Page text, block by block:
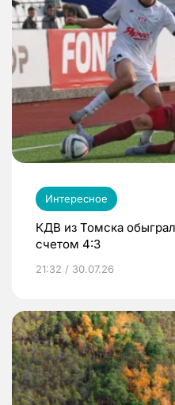
Интересное
КДВ из Томска
счетом 4:3
21:32 / 30.07.26